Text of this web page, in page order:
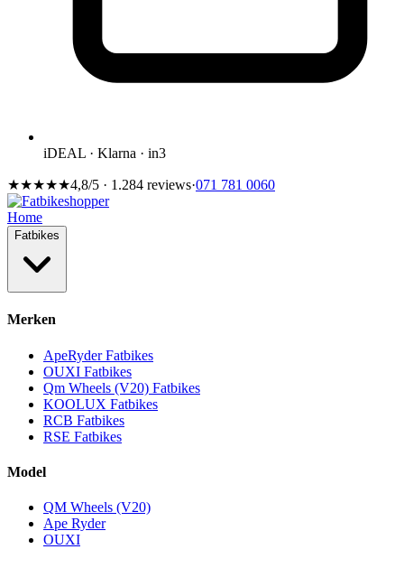
iDEAL · Klarna · in3
★★★★★4,8/5 · 1.284 reviews·071 781 0060
Home
Fatbikes
Merken
ApeRyder Fatbikes
OUXI Fatbikes
Qm Wheels (V20) Fatbikes
KOOLUX Fatbikes
RCB Fatbikes
RSE Fatbikes
Model
QM Wheels (V20)
Ape Ryder
OUXI